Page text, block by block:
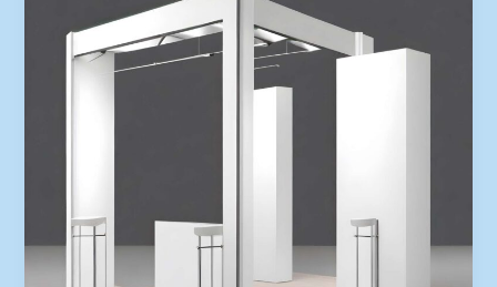
Rebranding
manchmal
notwendig